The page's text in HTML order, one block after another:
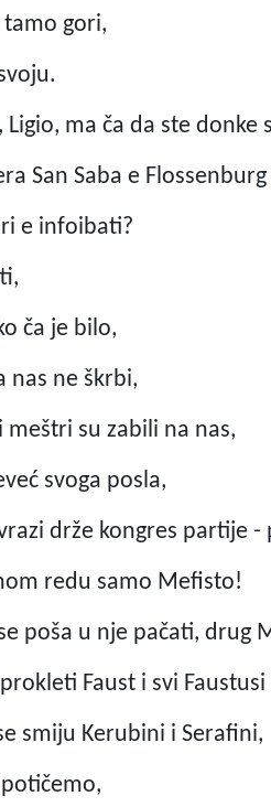
gori,
Ligio, ma ča da ste
San Saba e
e infoibati?
ča je bilo,
nas ne škrbi,
meštri su zabili na nas,
svoga posla,
drže kongres partije
redu samo Mefisto!
poša u nje pačati, drug
Faust i svi Faustusi
smiju Kerubini i Serafini,